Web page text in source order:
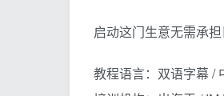
启动这门生意无需承
教程语言：双语字幕 /